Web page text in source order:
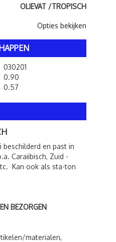
OLIEVAT /TROPISCH
Opties bekijken
030201
0.90
0.57
en past in
Caraiibisch, Zuid -
Kan ook als sta-ton
BEZORGEN
materialen,